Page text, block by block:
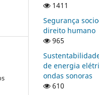
1411
Segurança
direito humano
965
de energia
ondas sonoras
610